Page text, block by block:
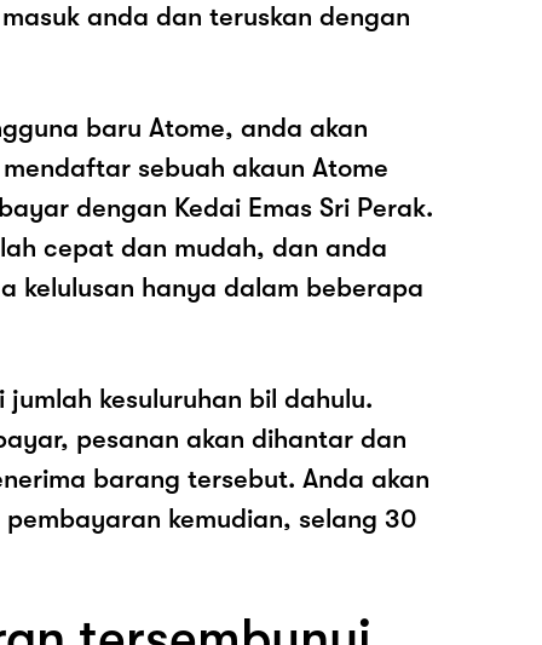
anda dan teruskan dengan
baru Atome, anda akan
sebuah akaun Atome
dengan Kedai Emas Sri Perak.
cepat dan mudah, dan anda
kelulusan hanya dalam beberapa
kesuluruhan bil dahulu.
pesanan akan dihantar dan
barang tersebut. Anda akan
kemudian, selang 30